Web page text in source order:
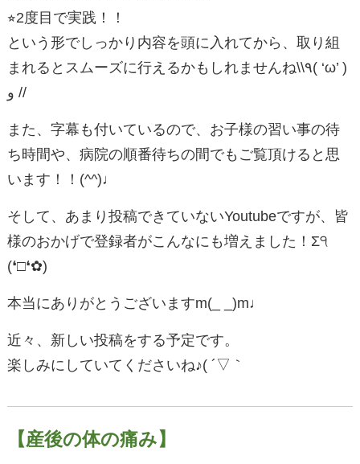
⭐︎2度目で実践！！
という形でしっかり内容を頭に入れてから、取り組
まれるとスムーズに行えるかもしれませんね\\٩( ‘ω’ )
و //
また、字幕も付いているので、お子様の習い事の待
ち時間や、病院の順番待ちの間でもご覧頂けると思
います！！(^^)♩
そして、あまり投稿できていないYoutubeですが、皆
様のおかげで登録者がこんなにも増えました！Σ੧
(❛□❛✿)
本当にありがとうございますm(_ _)m♩
近々、新しい投稿をする予定です。
楽しみにしていてくださいね♪( ´▽｀
【産後の体の痛み】